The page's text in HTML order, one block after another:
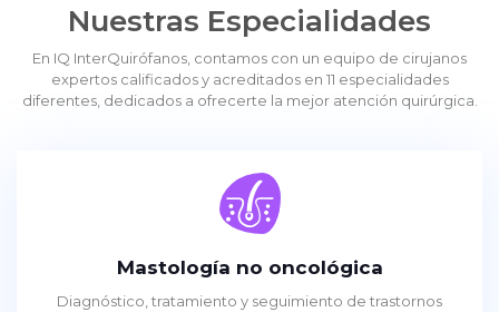
Nuestras Especialidades
En IQ InterQuirófanos, contamos con un equipo de cirujanos
expertos calificados y acreditados en 11 especialidades
diferentes, dedicados a ofrecerte la mejor atención quirúrgica.
Mastología no oncológica
Diagnóstico, tratamiento y seguimiento de trastornos